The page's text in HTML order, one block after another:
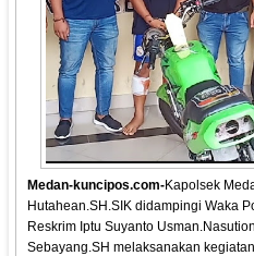
Medan-kuncipos.com-Kapolsek
Hutahean.SH.SIK didampingi Waka
Reskrim Iptu Suyanto
Sebayang.SH melaksanakan